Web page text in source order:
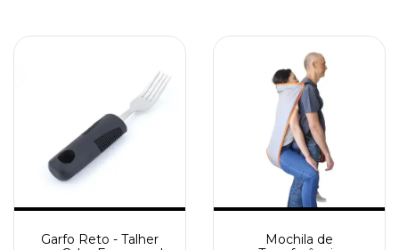
Garfo Reto - Talher
Mochila de